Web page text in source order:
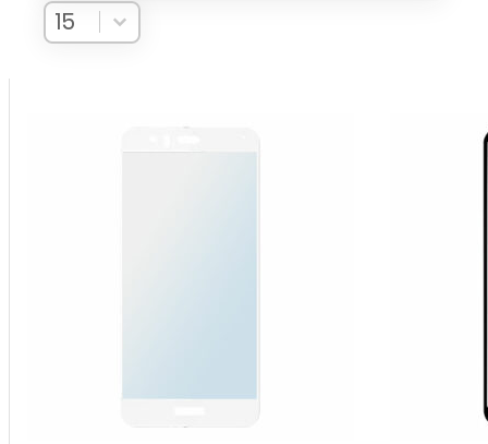
Select number per page
15
Select number per page